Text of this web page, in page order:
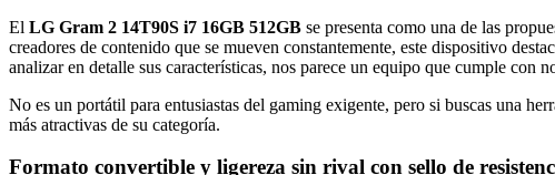
El LG Gram 2 14T90S i7 16GB 512GB se presenta como una de las
creadores de contenido que se mueven constantemente, este dispositivo
analizar en detalle sus características, nos parece un equipo que cumple
No es un portátil para entusiastas del gaming exigente, pero si buscas una
más atractivas de su categoría.
Formato convertible y ligereza sin rival con sello de